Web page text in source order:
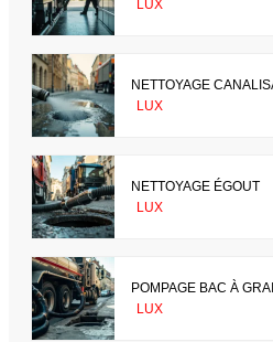
LUX
NETTOYAGE
LUX
NETTOYAGE ÉGOUT
LUX
POMPAGE BAC À
LUX